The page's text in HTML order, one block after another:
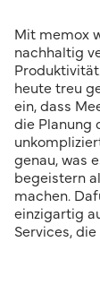
Mit memox
nachhaltig
heute treu
ein, dass
die Planung
genau, was
begeistern
machen.
einzigartig
Services,